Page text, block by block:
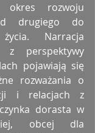
okres rozwoju
drugiego do
Narracja
z perspektywy
pojawiają się
rozważania o
i relacjach z
dorasta w
obcej dla